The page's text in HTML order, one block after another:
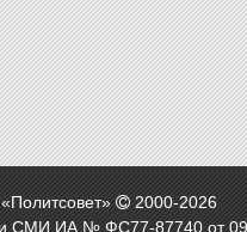
2000-2026
СМИ ИА № ФС77-87740 от